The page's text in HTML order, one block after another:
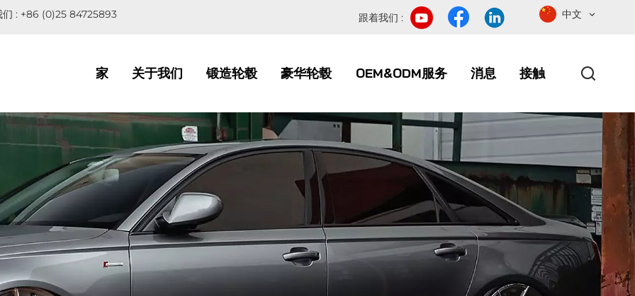
: +86 (0)25 84725893 中文
跟着我们 :
家 关于我们 锻造轮毂 豪华轮毂 OEM&ODM服务 消息 接触